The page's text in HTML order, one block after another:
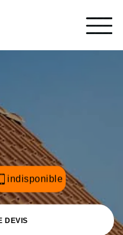
indisponible
DEVIS